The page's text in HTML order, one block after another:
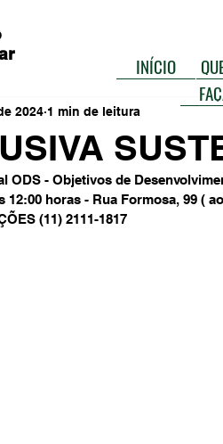
INÍCIO
2024 1 min de leitura
ODS - Objetivos de
12:00 horas - Rua Formosa, 99 (
(11) 2111-1817